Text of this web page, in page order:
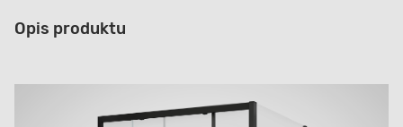
Opis produktu